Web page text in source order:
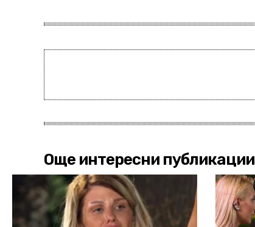
Още интересни публикации